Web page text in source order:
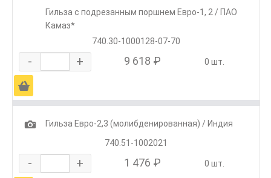
Гильза с подрезанным поршнем Евро-1, 2 / ПАО
Камаз*
740.30-1000128-07-70
- + 9 618 ₽ 0 шт.
Ä
1
Гильза Евро-2,3 (молибденированная) / Индия
740.51-1002021
- + 1 476 ₽ 0 шт.